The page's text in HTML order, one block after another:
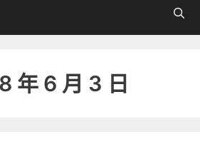
年 6 月 3 日